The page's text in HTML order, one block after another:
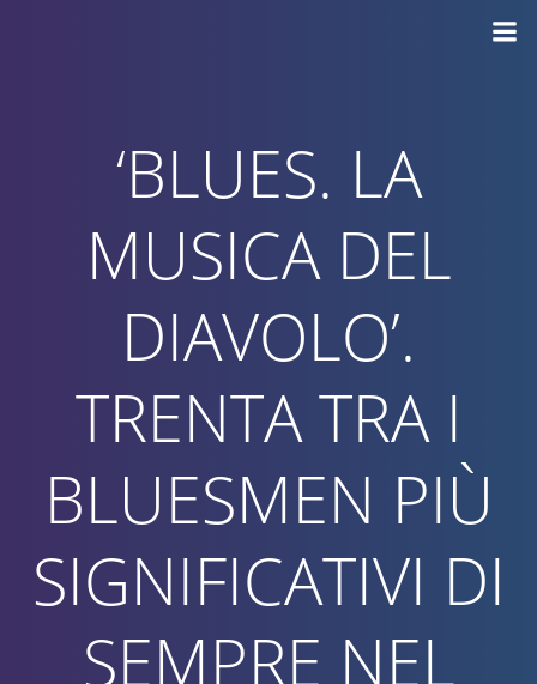
‘BLUES. LA
MUSICA DEL
DIAVOLO’.
TRENTA TRA I
BLUESMEN PIÙ
SIGNIFICATIVI DI
SEMPRE NEL